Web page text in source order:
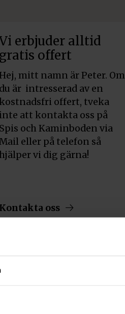
erbjuder alltid
gratis offert
Hej, mitt namn är Peter. Om
du är intresserad av en
kostnadsfri offert, tveka
inte att kontakta oss på
Spis och Kaminboden via
eller på telefon så
hjälper vi dig gärna!
Kontakta oss